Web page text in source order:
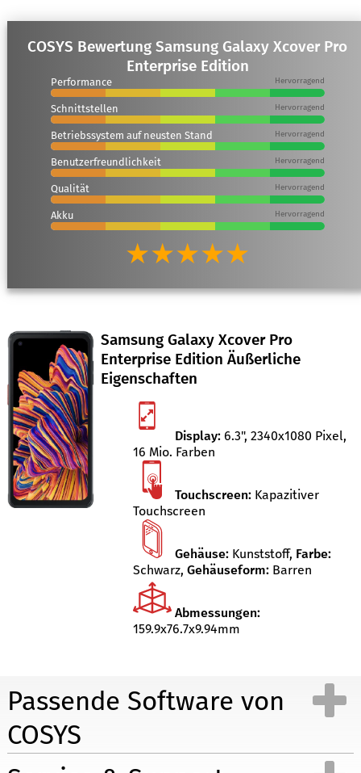
COSYS Bewertung Samsung Galaxy Xcover Pro
Enterprise Edition
Performance Hervorragend
Schnittstellen Hervorragend
Betriebssystem auf neusten Stand Hervorragend
Benutzerfreundlichkeit Hervorragend
Qualität Hervorragend
Akku Hervorragend
★★★★★
Samsung Galaxy Xcover Pro
Enterprise Edition Äußerliche
Eigenschaften
Display: 6.3", 2340x1080 Pixel,
16 Mio. Farben
Touchscreen: Kapazitiver
Touchscreen
Gehäuse: Kunststoff, Farbe:
Schwarz,Gehäuseform: Barren
Abmessungen:
159.9x76.7x9.94mm
Passende Software von
COSYS